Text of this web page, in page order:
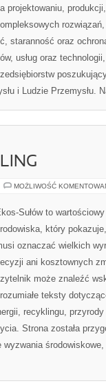
projektowaniu,
staranność oraz
usług oraz
i Ludzie Przemysłu.
MOŻLIWOŚĆ
Sułów to
który
oznaczać wielkich
ani kosztownych
może znaleźć
teksty
recyklingu,
Strona została
wyzwania